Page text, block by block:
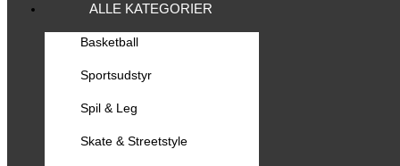
ALLE KATEGORIER
Basketball
Sportsudstyr
Spil & Leg
Skate & Streetstyle